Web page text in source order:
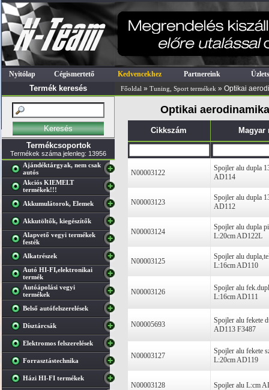
Nyitólap Cégismertető Kedvencekhez Partnereink
Termék keresés Főoldal » Tuning, Sport termékek » Optikai
Termékcsoportok
Termékek száma jelenleg: 13956
Ajándéktárgyak, nem csak
autós
Akciós KIEMELT
termékek!!!
Akkumulátorok, Elemek
Akkutöltők, kiegészítők
Alapvető vegyi termékek
festék
Alkatrészek
Autó HI-FI,elektronikai
termék
Autóápolási vegyi
termékek
Belső autófelszerelések
Dísztárcsák
Elektromos felszerelések
Forrasztástechnika
Házi HI-FI termékek
Optikai
Cikkszám Magyar
N00003122
Spojler alu dupla
AD114
N00003123
Spojler alu dupla
AD112
N00003124
Spojler alu dupla
L:20cm AD122L
N00003125
Spojler alu
L:16cm AD110
N00003126
Spojler alu
L:16cm AD111
N00005693
Spojler alu fekete
AD113 F3487
N00003127
Spojler alu fekete
L:20cm AD119
N00003128 Spojler alu L:cm